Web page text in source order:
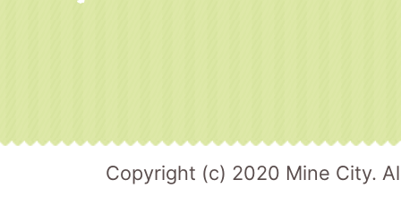
Copyright (c) 2020 Mine City.